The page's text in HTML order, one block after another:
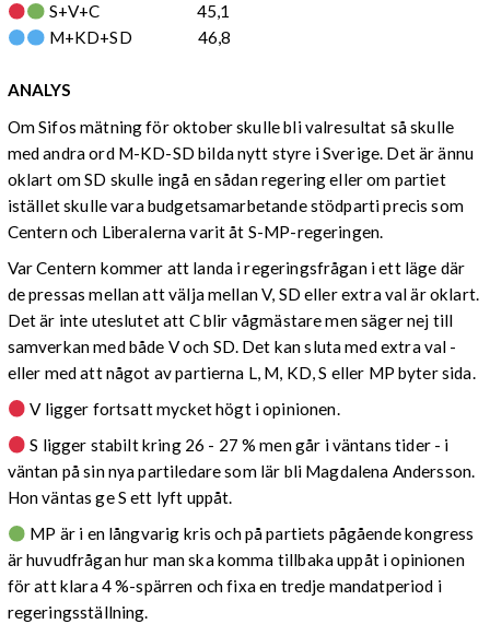
S+V+C 45,1
M+KD+SD 46,8
ANALYS
Om Sifos mätning för oktober skulle bli valresultat så skulle
med andra ord M-KD-SD bilda nytt styre i Sverige. Det är ännu
oklart om SD skulle ingå en sådan regering eller om partiet
istället skulle vara budgetsamarbetande stödparti precis som
Centern och Liberalerna varit åt S-MP-regeringen.
Var Centern kommer att landa i regeringsfrågan i ett läge där
de pressas mellan att välja mellan V, SD eller extra val är oklart.
Det är inte uteslutet att C blir vågmästare men säger nej till
samverkan med både V och SD. Det kan sluta med extra val -
eller med att något av partierna L, M, KD, S eller MP byter sida.
V ligger fortsatt mycket högt i opinionen.
S ligger stabilt kring 26 - 27 % men går i väntans tider - i
väntan på sin nya partiledare som lär bli Magdalena Andersson.
Hon väntas ge S ett lyft uppåt.
MP är i en långvarig kris och på partiets pågående kongress
är huvudfrågan hur man ska komma tillbaka uppåt i opinionen
för att klara 4 %-spärren och fixa en tredje mandatperiod i
regeringsställning.